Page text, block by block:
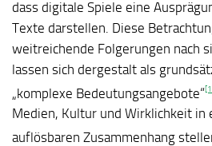
dass digitale Spiele eine
Texte darstellen. Diese
weitreichende Folgerungen nach
lassen sich dergestalt als
„komplexe Bedeutungsangebote“
Medien, Kultur und Wirklichkeit in
auflösbaren Zusammenhang